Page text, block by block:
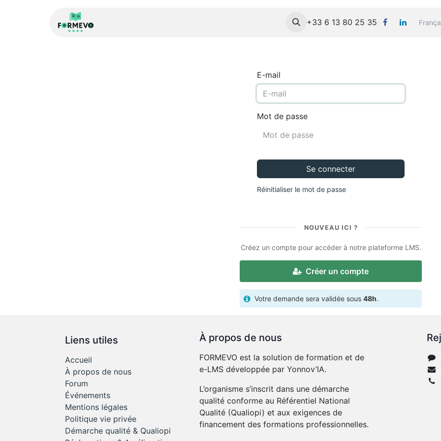
Formations Mes Cours Contact
+33 6 13 80 25 35
E-mail
Mot de passe
Se connecter
Réinitialiser le mot de passe
NOUVEAU ICI ?
Créez un compte pour accéder à notre plateforme LMS.
Créer un compte
Votre demande sera validée sous 48h.
Liens utiles
Accueil
À propos de nous
Forum
Événements
Mentions légales
Politique vie privée
Démarche qualité & Qualiopi
À propos de nous
FORMEVO est la solution de formation et de
e-LMS développée par Yonnov’IA.
L’organisme s’inscrit dans une démarche
qualité conforme au Référentiel National
Qualité (Qualiopi) et aux exigences de
financement des formations professionnelles.